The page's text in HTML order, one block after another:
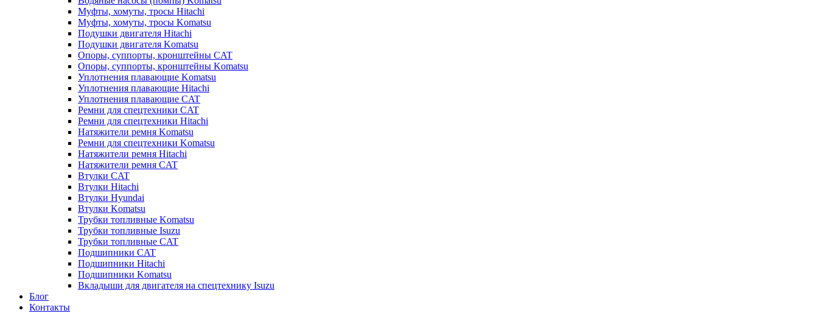
Муфты, хомуты, тросы Hitachi
Муфты, хомуты, тросы Komatsu
Подушки двигателя Hitachi
Подушки двигателя Komatsu
Опоры, суппорты, кронштейны CAT
Опоры, суппорты, кронштейны Komatsu
Уплотнения плавающие Komatsu
Уплотнения плавающие Hitachi
Уплотнения плавающие CAT
Ремни для спецтехники CAT
Ремни для спецтехники Hitachi
Натяжители ремня Komatsu
Ремни для спецтехники Komatsu
Натяжители ремня Hitachi
Натяжители ремня CAT
Втулки CAT
Втулки Hitachi
Втулки Hyundai
Втулки Komatsu
Трубки топливные Komatsu
Трубки топливные Isuzu
Трубки топливные CAT
Подшипники CAT
Подшипники Hitachi
Подшипники Komatsu
Вкладыши для двигателя на спецтехнику Isuzu
Блог
Контакты